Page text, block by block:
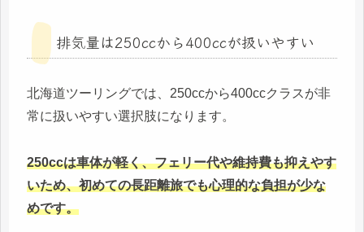
排気量は250ccから400ccが扱いやすい
北海道ツーリングでは、250ccから400ccクラスが非
常に扱いやすい選択肢になります。
250ccは車体が軽く、フェリー代や維持費も抑えやす
いため、初めての長距離旅でも心理的な負担が少な
めです。